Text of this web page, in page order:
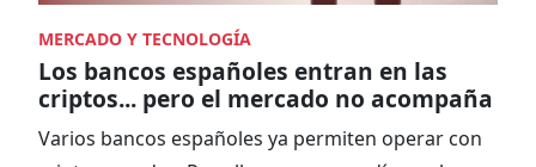
MERCADO Y TECNOLOGÍA
Los bancos españoles entran en las
criptos... pero el mercado no acompaña
Varios bancos españoles ya permiten operar con